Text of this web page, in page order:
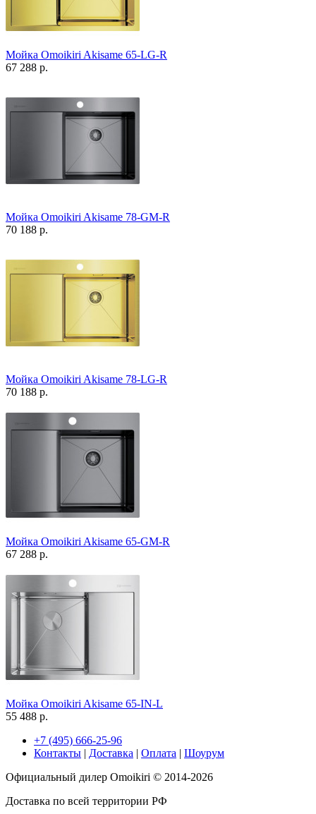
Мойка Omoikiri Akisame 65-LG-R
67 288 р.
Мойка Omoikiri Akisame 78-GM-R
70 188 р.
Мойка Omoikiri Akisame 78-LG-R
70 188 р.
Мойка Omoikiri Akisame 65-GM-R
67 288 р.
Мойка Omoikiri Akisame 65-IN-L
55 488 р.
+7 (495) 666-25-96
Контакты | Доставка | Оплата | Шоурум
Официальный дилер Omoikiri © 2014-2026
Доставка по всей территории РФ